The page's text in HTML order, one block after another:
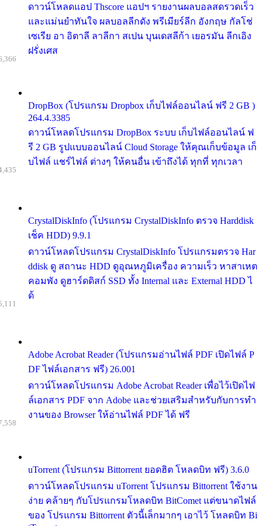
ดาวน์โหลดแอป Thscore แอปฯ รายงานผลบอลสดรวดเร็ว
และแม่นยำทันใจ ผลบอลลีกดัง พรีเมียร์ลีก อังกฤษ กัลโช่
เซเรีย อา อิตาลี ลาลีกา สเปน บุนเดสลีก้า เยอรมัน ลีกเอิง
ฝรั่งเศส
DropBox (โปรแกรม Dropbox เก็บไฟล์ออนไลน์ ฟรี 2 GB )
264.4.3385
ดาวน์โหลดโปรแกรม DropBox ระบบ เก็บไฟล์ออนไลน์ ฟ
รี 2 GB รูปแบบออนไลน์ Cloud Storage ให้คุณเก็บข้อมูล เก็
บไฟล์ แชร์ไฟล์ ต่างๆ ให้คนอื่น เข้าถึงได้ ทุกที่ ทุกเวลา
CrystalDiskInfo (โปรแกรม CrystalDiskInfo ตรวจ Harddisk
เช็ค HDD) 9.9.1
ดาวน์โหลดโปรแกรม CrystalDiskInfo โปรแกรมตรวจ Har
ddisk ดู สถานะ HDD ดูอุณหภูมิเครื่อง ความเร็ว หาสาเหต
คอมพัง ดูฮาร์ดดิสก์ SSD ทั้ง Internal และ External HDD ไ
ด้
Adobe Acrobat Reader (โปรแกรมอ่านไฟล์ PDF เปิดไฟล์ P
DF ไฟล์เอกสาร ฟรี) 26.001
ดาวน์โหลดโปรแกรม Adobe Acrobat Reader เพื่อไว้เปิดไฟ
ล์เอกสาร PDF จาก Adobe และช่วยเสริมสำหรับกับการทำ
งานของ Browser ให้อ่านไฟล์ PDF ได้ ฟรี
uTorrent (โปรแกรม Bittorrent ยอดฮิต โหลดบิท ฟรี) 3.6.0
ดาวน์โหลดโปรแกรม uTorrent โปรแกรม Bittorrent ใช้งาน
ง่าย คล้ายๆ กับโปรแกรมโหลดบิท BitComet แต่ขนาดไฟล์
ของ โปรแกรม Bittorrent ตัวนี้เล็กมากๆ เอาไว้ โหลดบิท Bi